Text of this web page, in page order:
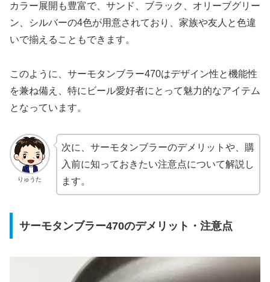
カラー展開も豊富で、サンド、ブラック、オリーブグリー
ン、シルバーの4色が用意されており、家族や友人と色違
いで揃えることもできます。
このように、サーモタンブラー470はデザイン性と機能性
を兼ね備え、特にビール愛好者にとって魅力的なアイテム
となっています。
りゅうた
次に、サーモタンブラーのデメリットや、購
入前に知っておきたい注意点について解説し
ます。
サーモタンブラー470のデメリット・注意点